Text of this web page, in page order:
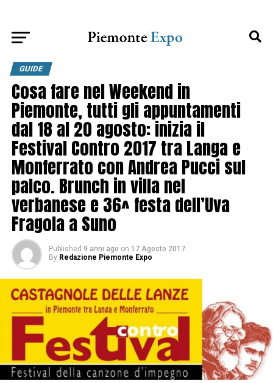
GUIDE
Cosa fare nel Weekend in
Piemonte, tutti gli appuntamenti
dal 18 al 20 agosto: inizia il
Festival Contro 2017 tra Langa e
Monferrato con Andrea Pucci sul
palco. Brunch in villa nel
verbanese e 36^ festa dell’Uva
Fragola a Suno
Published 9 anni ago on 17 Agosto 2017
By Redazione Piemonte Expo